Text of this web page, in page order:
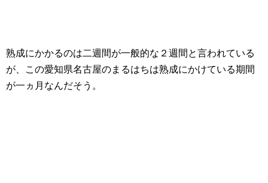
熟成にかかるのは二週間が一般的な２週間と言われている
が、この愛知県名古屋のまるはちは熟成にかけている期間
が一ヵ月なんだそう。